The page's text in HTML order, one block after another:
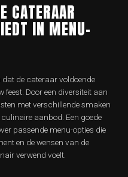
CATERAAR
IN MENU-
dat de cateraar voldoende
feest. Door een diversiteit aan
met verschillende smaken
aanbod. Een goede
passende menu-opties die
en de wensen van de
verwend voelt.